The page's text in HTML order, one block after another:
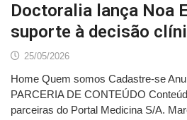
Doctoralia lança Noa
suporte à decisão
25/05/2026
Home Quem somos Cadastre-se
PARCERIA DE CONTEÚDO
parceiras do Portal Medicina S/A.